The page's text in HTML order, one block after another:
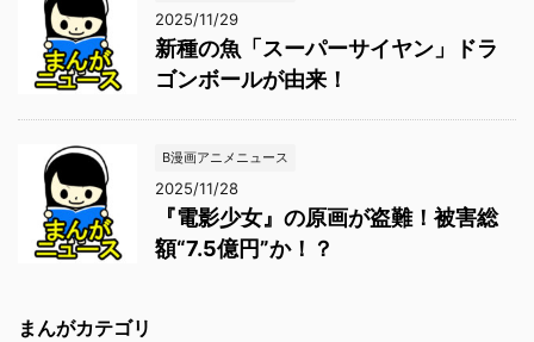
2025/11/29
新種の魚「スーパーサイヤン」ドラ
ゴンボールが由来！
B漫画アニメニュース
2025/11/28
『電影少女』の原画が盗難！被害総
額“7.5億円”か！？
まんがカテゴリ